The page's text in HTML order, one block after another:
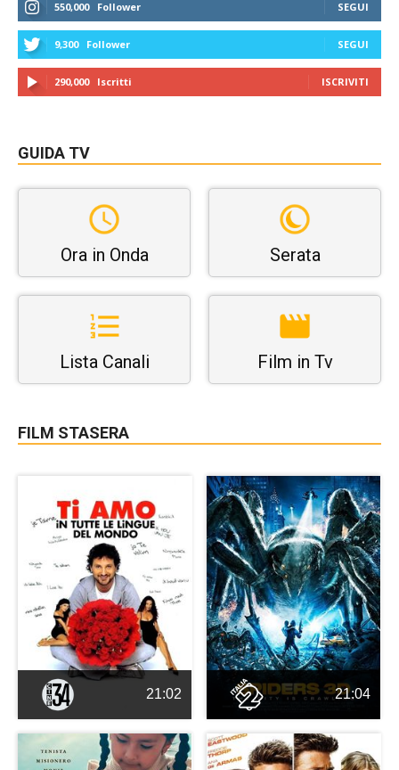
550,000 Follower SEGUI
9,300 Follower SEGUI
290,000 Iscritti ISCRIVITI
GUIDA TV
Ora in Onda Serata
Lista Canali Film in Tv
FILM STASERA
21:02 21:04